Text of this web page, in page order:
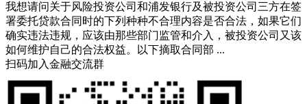
我想请问关于风险投资公司和浦发银行及被投资公司三方在签
署委托贷款合同时的下列种种不合理内容是否合法，如果它们
确实违法违规，应该由那些部门监管和介入，被投资公司又该
如何维护自己的合法权益。以下摘取合同部 ...
扫码加入金融交流群